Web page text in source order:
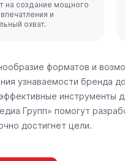
на создание мощного
и
охват.
форматов и
узнаваемости бренда
инструменты
Групп» помогут
достигнет цели.